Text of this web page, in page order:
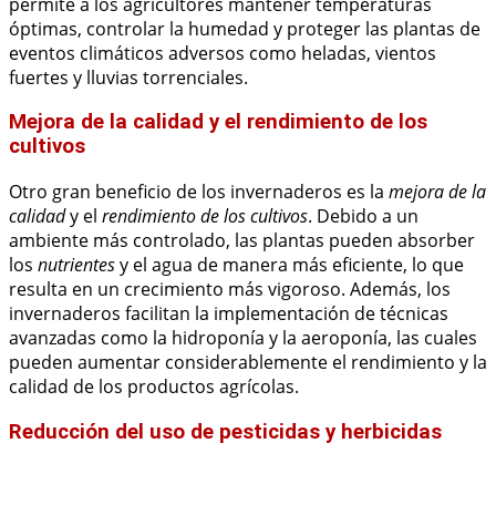
óptimas, controlar la humedad y proteger las plantas de
eventos climáticos adversos como heladas, vientos
fuertes y lluvias torrenciales.
Mejora de la calidad y el rendimiento de los
cultivos
Otro gran beneficio de los invernaderos es la mejora de la
calidady el rendimiento de los cultivos. Debido a un
ambiente más controlado, las plantas pueden absorber
los nutrientesy el agua de manera más eficiente, lo que
resulta en un crecimiento más vigoroso. Además, los
invernaderos facilitan la implementación de técnicas
avanzadas como la hidroponía y la aeroponía, las cuales
pueden aumentar considerablemente el rendimiento y la
calidad de los productos agrícolas.
Reducción del uso de pesticidas y herbicidas